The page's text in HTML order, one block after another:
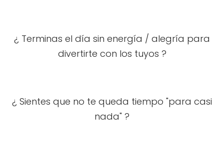
¿ Terminas el día sin energía / alegría para
divertirte con los tuyos ?
¿ Sientes que no te queda tiempo "para casi
nada" ?